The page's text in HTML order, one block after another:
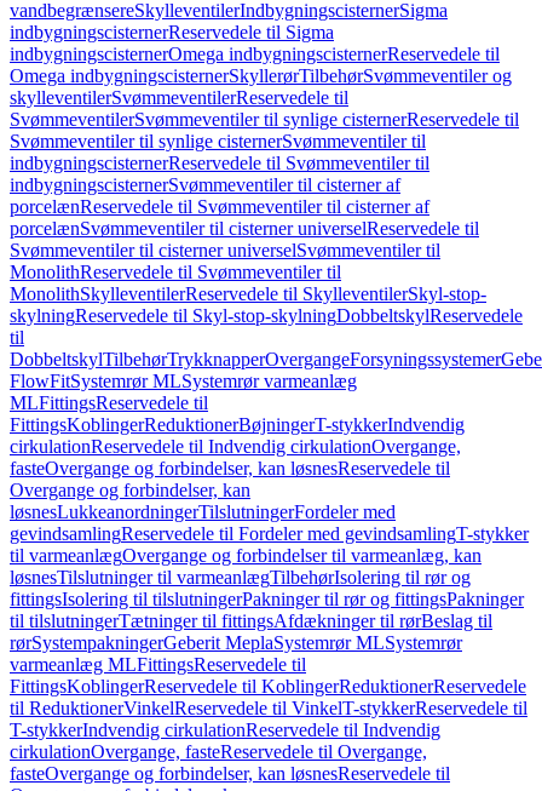
vandbegrænsereSkylleventilerIndbygningscisternerSigma
indbygningscisternerReservedele til Sigma
indbygningscisternerOmega indbygningscisternerReservedele til
Omega indbygningscisternerSkyllerørTilbehørSvømmeventiler og
skylleventilerSvømmeventilerReservedele til
SvømmeventilerSvømmeventiler til synlige cisternerReservedele til
Svømmeventiler til synlige cisternerSvømmeventiler til
indbygningscisternerReservedele til Svømmeventiler til
indbygningscisternerSvømmeventiler til cisterner af
porcelænReservedele til Svømmeventiler til cisterner af
porcelænSvømmeventiler til cisterner universelReservedele til
Svømmeventiler til cisterner universelSvømmeventiler til
MonolithReservedele til Svømmeventiler til
MonolithSkylleventilerReservedele til SkylleventilerSkyl-stop-
skylningReservedele til Skyl-stop-skylningDobbeltskylReservedele
til
DobbeltskylTilbehørTrykknapperOvergangeForsyningssystemer
FlowFitSystemrør MLSystemrør varmeanlæg
MLFittingsReservedele til
FittingsKoblingerReduktionerBøjningerT-stykkerIndvendig
cirkulationReservedele til Indvendig cirkulationOvergange,
fasteOvergange og forbindelser, kan løsnesReservedele til
Overgange og forbindelser, kan
løsnesLukkeanordningerTilslutningerFordeler med
gevindsamlingReservedele til Fordeler med gevindsamlingT-stykker
til varmeanlægOvergange og forbindelser til varmeanlæg, kan
løsnesTilslutninger til varmeanlægTilbehørIsolering til rør og
fittingsIsolering til tilslutningerPakninger til rør og fittingsPakninger
til tilslutningerTætninger til fittingsAfdækninger til rørBeslag til
rørSystempakningerGeberit MeplaSystemrør MLSystemrør
varmeanlæg MLFittingsReservedele til
FittingsKoblingerReservedele til KoblingerReduktionerReservedele
til ReduktionerVinkelReservedele til VinkelT-stykkerReservedele til
T-stykkerIndvendig cirkulationReservedele til Indvendig
cirkulationOvergange, fasteReservedele til Overgange,
fasteOvergange og forbindelser, kan løsnesReservedele til